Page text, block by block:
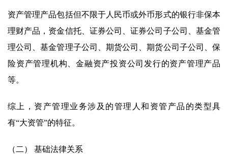
资产管理产品包括但不限于人民币或外币形式的银行非保本
理财产品，资金信托、证券公司、证券公司子公司、基金管
理公司、基金管理子公司、期货公司、期货公司子公司、保
险资产管理机构、金融资产投资公司发行的资产管理产品
等。
综上，资产管理业务涉及的管理人和资管产品的类型具
有“大资管”的特征。
（二） 基础法律关系